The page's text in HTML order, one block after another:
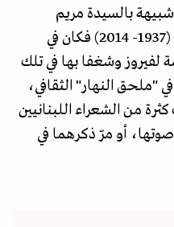
شبيهة بالسيدة مريم
العذراء. أما الشاعر أنسي الحاج (1937- 2014) فكان في
لفيروز وشغفا بها في تلك
"ملحق النهار" الثقافي،
من الشعراء اللبنانيين
أو مرّ ذكرهما في